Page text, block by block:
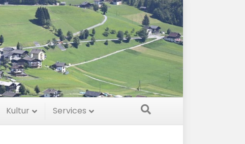
Kultur Services